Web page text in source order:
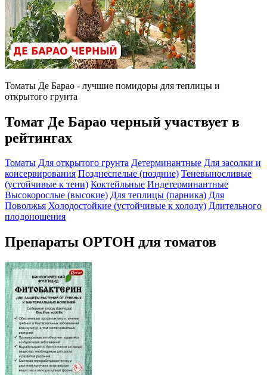
Томаты Де Барао - лучшие помидоры для теплицы и
открытого грунта
Томат Де Барао черный участвует в
рейтингах
Томаты Для открытого грунта Детерминантные Для засолки и
консервирования Позднеспелые (поздние) Теневыносливые
(устойчивые к тени) Коктейльные Индетерминантные
Высокорослые (высокие) Для теплицы (парника) Для
Поволжья Холодостойкие (устойчивые к холоду) Длительного
плодоношения
Препараты ОРТОН для томатов